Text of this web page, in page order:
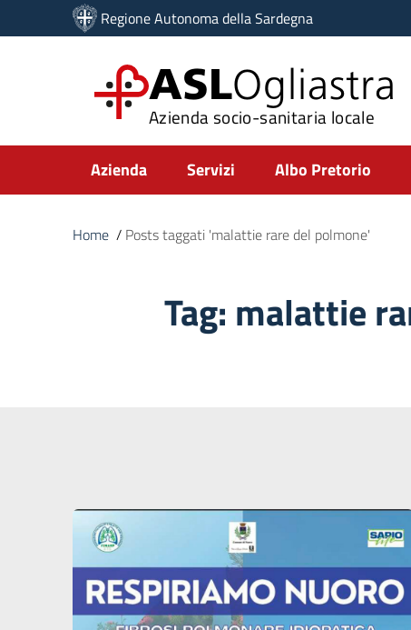
Vai ai contenuti
Vai al menu di navigazione
Regione Autonoma della Sardegna
ASLOgliastra
Azienda socio-sanitaria locale
Submenu
Azienda Servizi Albo Pretorio
Home / Posts taggati 'malattie rare del polmone'
Tag: malattie